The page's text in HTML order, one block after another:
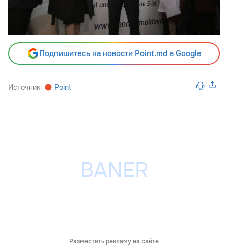
Подпишитесь на новости Point.md в Google
Источник Point
Разместить рекламу на сайте